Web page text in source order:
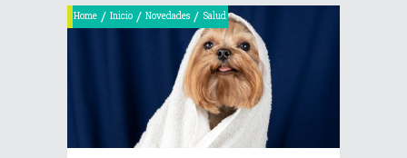
Home / Inicio / Novedades / Salud